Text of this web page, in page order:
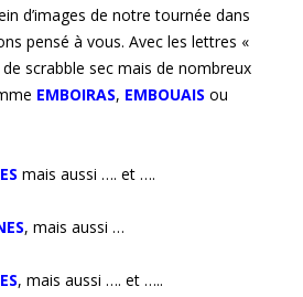
d’images de notre tournée dans
pensé à vous. Avec les lettres «
de scrabble sec mais de nombreux
EMBOIRAS, EMBOUAIS ou
mais aussi …. et ….
, mais aussi …
, mais aussi …. et …..